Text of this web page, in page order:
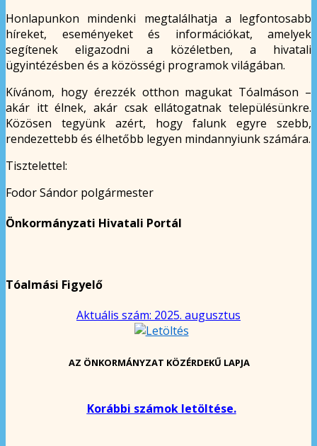
Honlapunkon mindenki megtalálhatja a legfontosabb
híreket, eseményeket és információkat, amelyek
segítenek eligazodni a közéletben, a hivatali
ügyintézésben és a közösségi programok világában.
Kívánom, hogy érezzék otthon magukat Tóalmáson –
akár itt élnek, akár csak ellátogatnak településünkre.
Közösen tegyünk azért, hogy falunk egyre szebb,
rendezettebb és élhetőbb legyen mindannyiunk számára.
Tisztelettel:
Fodor Sándor polgármester
Önkormányzati Hivatali Portál
Tóalmási Figyelő
Aktuális szám: 2025. augusztus
AZ ÖNKORMÁNYZAT KÖZÉRDEKŰ LAPJA
Korábbi számok letöltése.